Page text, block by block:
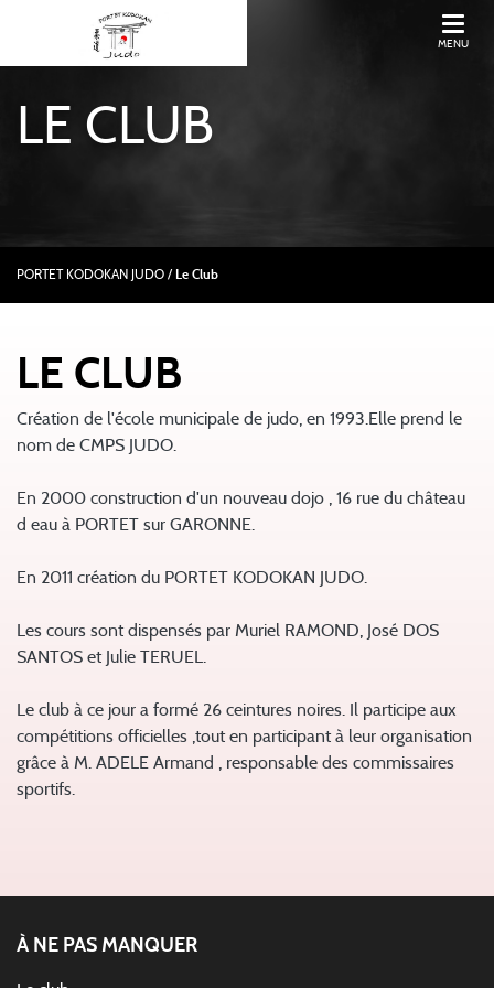
MENU
LE CLUB
PORTET KODOKAN JUDO / Le Club
LE CLUB
Création de l'école municipale de judo, en 1993.Elle prend le
nom de CMPS JUDO.
En 2000 construction d'un nouveau dojo , 16 rue du château
d eau à PORTET sur GARONNE.
En 2011 création du PORTET KODOKAN JUDO.
Les cours sont dispensés par Muriel RAMOND, José DOS
SANTOS et Julie TERUEL.
Le club à ce jour a formé 26 ceintures noires. Il participe aux
compétitions officielles ,tout en participant à leur organisation
grâce à M. ADELE Armand , responsable des commissaires
sportifs.
À NE PAS MANQUER